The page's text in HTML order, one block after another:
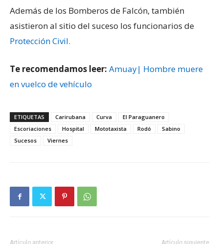
Además de los Bomberos de Falcón, también
asistieron al sitio del suceso los funcionarios de
Protección Civil.
Te recomendamos leer: Amuay| Hombre muere
en vuelco de vehículo
ETIQUETAS Carirubana Curva
El Paraguanero
Escoriaciones
Hospital Mototaxista Rodó
Sabino
Sucesos
Viernes